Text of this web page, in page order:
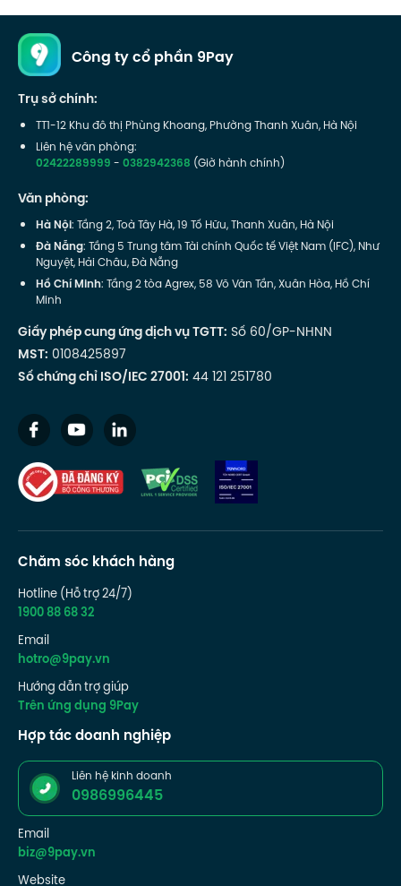
Công ty cổ phần 9Pay
Trụ sở chính:
TT1-12 Khu đô thị Phùng Khoang, Phường Thanh Xuân, Hà Nội
Liên hệ văn phòng:
02422289999-0382942368 (Giờ hành chính)
Văn phòng:
Hà Nội: Tầng 2, Toà Tây Hà, 19 Tố Hữu, Thanh Xuân, Hà Nội
Đà Nẵng: Tầng 5 Trung tâm Tài chính Quốc tế Việt Nam (IFC), Như
Nguyệt, Hải Châu, Đà Nẵng
Hồ Chí Minh: Tầng 2 tòa Agrex, 58 Võ Văn Tần, Xuân Hòa, Hồ Chí
Minh
Giấy phép cung ứng dịch vụ TGTT: Số 60/GP-NHNN
MST: 0108425897
Số chứng chỉ ISO/IEC 27001: 44 121 251780
Chăm sóc khách hàng
Hotline (Hỗ trợ 24/7)
1900 88 68 32
Email
hotro@9pay.vn
Hướng dẫn trợ giúp
Trên ứng dụng 9Pay
Hợp tác doanh nghiệp
Liên hệ kinh doanh
0986996445
Email
biz@9pay.vn
Website